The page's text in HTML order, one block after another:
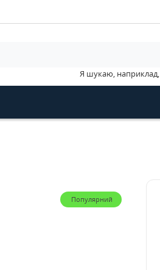
Я шукаю, наприклад,
Популярний